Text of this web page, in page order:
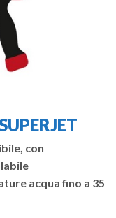
con
acqua fino a 35